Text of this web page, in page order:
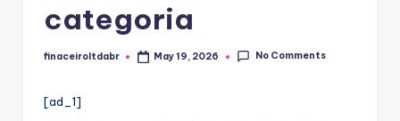
categoria
Posted
finaceiroltdabr May 19, 2026 No Comments
[ad_1]